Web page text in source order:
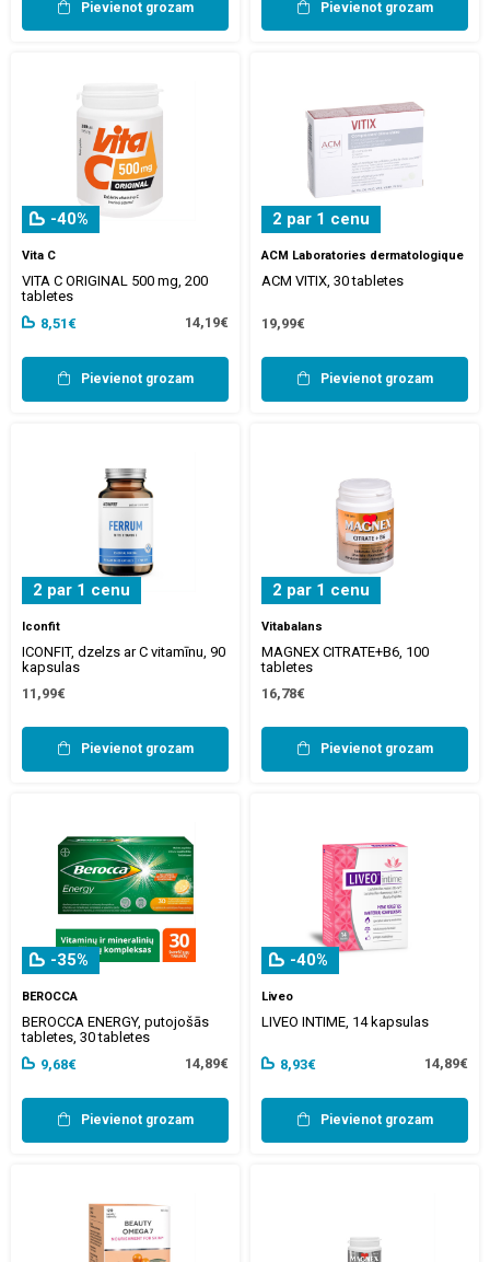
Pievienot grozam Pievienot grozam
-40%
Vita C
VITA C ORIGINAL 500 mg, 200
tabletes
8,51€
14,19€
Pievienot grozam
2 par 1 cenu
ACM Laboratories dermatologique
ACM VITIX, 30 tabletes
19,99€
Pievienot grozam
2 par 1 cenu
Iconfit
ICONFIT, dzelzs ar C vitamīnu, 90
kapsulas
11,99€
Pievienot grozam
2 par 1 cenu
Vitabalans
MAGNEX CITRATE+B6, 100
tabletes
16,78€
Pievienot grozam
-35%
BEROCCA
BEROCCA ENERGY, putojošās
tabletes, 30 tabletes
9,68€
14,89€
Pievienot grozam
-40%
Liveo
LIVEO INTIME, 14 kapsulas
8,93€ 14,89€
Pievienot grozam